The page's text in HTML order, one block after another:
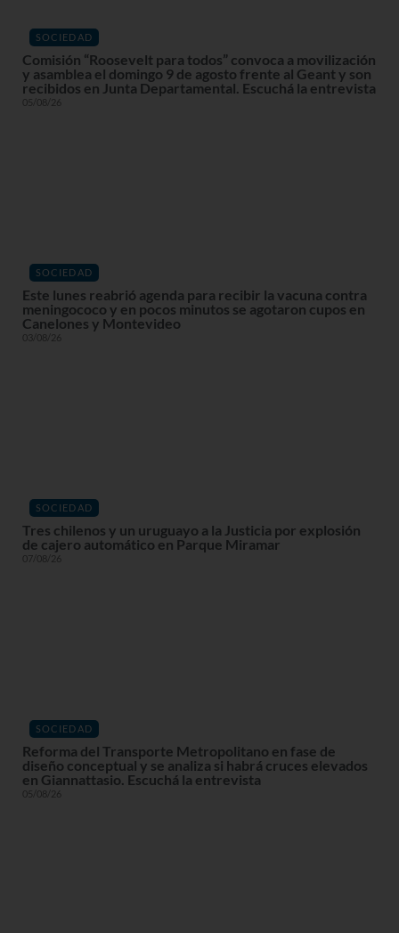
SOCIEDAD
Comisión “Roosevelt para todos” convoca a movilización
y asamblea el domingo 9 de agosto frente al Geant y son
recibidos en Junta Departamental. Escuchá la entrevista
05/08/26
SOCIEDAD
Este lunes reabrió agenda para recibir la vacuna contra
meningococo y en pocos minutos se agotaron cupos en
Canelones y Montevideo
03/08/26
SOCIEDAD
Tres chilenos y un uruguayo a la Justicia por explosión
de cajero automático en Parque Miramar
07/08/26
SOCIEDAD
Reforma del Transporte Metropolitano en fase de
diseño conceptual y se analiza si habrá cruces elevados
en Giannattasio. Escuchá la entrevista
05/08/26